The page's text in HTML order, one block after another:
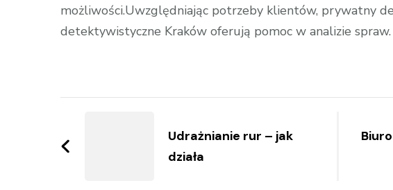
możliwości.Uwzględniając potrzeby klientów, prywatny
detektywistyczne Kraków oferują pomoc w analizie
wpisy
Udrażnianie rur – jak
działa